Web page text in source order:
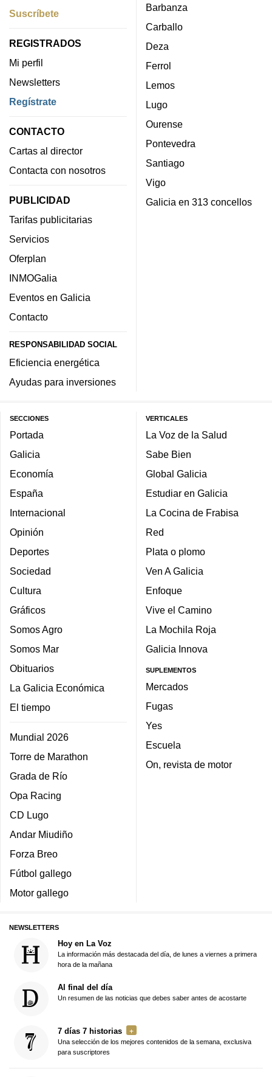
Suscríbete
REGISTRADOS
Mi perfil
Newsletters
Regístrate
CONTACTO
Cartas al director
Contacta con nosotros
PUBLICIDAD
Tarifas publicitarias
Servicios
Oferplan
INMOGalia
Eventos en Galicia
Contacto
RESPONSABILIDAD SOCIAL
Eficiencia energética
Ayudas para inversiones
Barbanza
Carballo
Deza
Ferrol
Lemos
Lugo
Ourense
Pontevedra
Santiago
Vigo
Galicia en 313 concellos
SECCIONES
Portada
Galicia
Economía
España
Internacional
Opinión
Deportes
Sociedad
Cultura
Gráficos
Somos Agro
Somos Mar
Obituarios
La Galicia Económica
El tiempo
Mundial 2026
Torre de Marathon
Grada de Río
Opa Racing
CD Lugo
Andar Miudiño
Forza Breo
Fútbol gallego
Motor gallego
VERTICALES
La Voz de la Salud
Sabe Bien
Global Galicia
Estudiar en Galicia
La Cocina de Frabisa
Red
Plata o plomo
Ven A Galicia
Enfoque
Vive el Camino
La Mochila Roja
Galicia Innova
SUPLEMENTOS
Mercados
Fugas
Yes
Escuela
On, revista de motor
NEWSLETTERS
Hoy en La Voz
La información más destacada del día, de lunes a viernes a primera
hora de la mañana
Al final del día
Un resumen de las noticias que debes saber antes de acostarte
7 días 7 historias
Una selección de los mejores contenidos de la semana, exclusiva
para suscriptores